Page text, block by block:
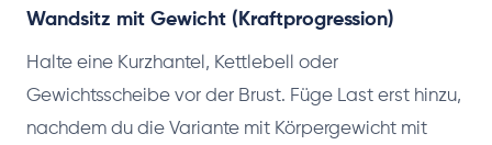
Wandsitz mit Gewicht (Kraftprogression)
Halte eine Kurzhantel, Kettlebell oder
Gewichtsscheibe vor der Brust. Füge Last erst hinzu,
nachdem du die Variante mit Körpergewicht mit